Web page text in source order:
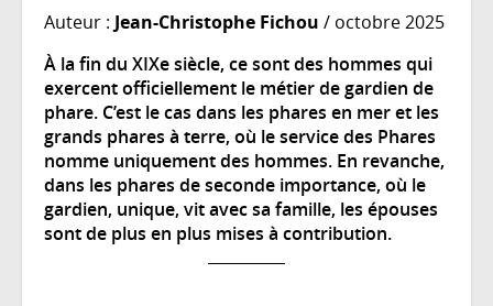
Auteur : Jean-Christophe Fichou / octobre 2025
À la fin du XIXe siècle, ce sont des hommes qui
exercent officiellement le métier de gardien de
phare. C’est le cas dans les phares en mer et les
grands phares à terre, où le service des Phares
nomme uniquement des hommes. En revanche,
dans les phares de seconde importance, où le
gardien, unique, vit avec sa famille, les épouses
sont de plus en plus mises à contribution.